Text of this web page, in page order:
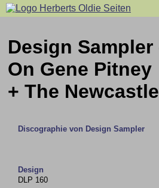
Design
On Gene Pitney
+ The
Discographie von Design Sampler
Design
DLP 160